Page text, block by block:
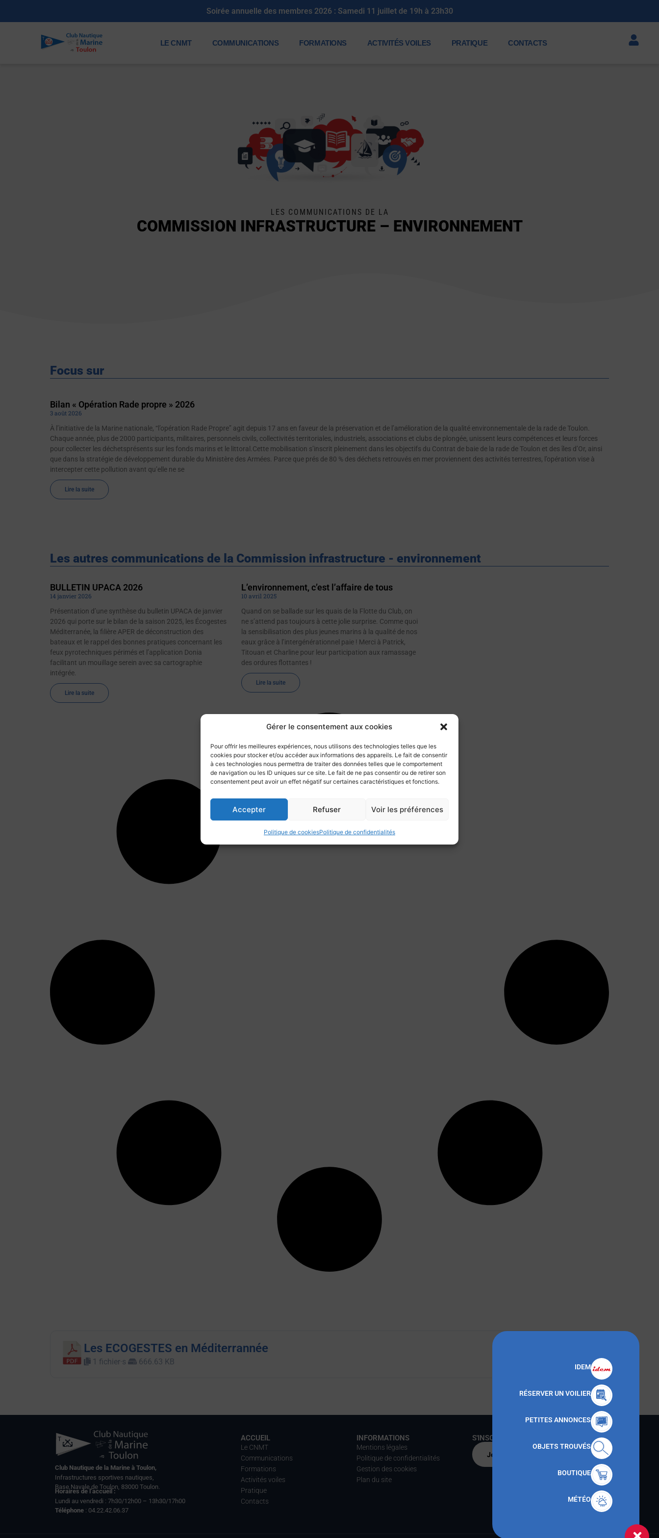
Gérer le consentement aux cookies
Pour offrir les meilleures expériences, nous utilisons des technologies telles que les
cookies pour stocker et/ou accéder aux informations des appareils. Le fait de consentir
à ces technologies nous permettra de traiter des données telles que le comportement
de navigation ou les ID uniques sur ce site. Le fait de ne pas consentir ou de retirer son
consentement peut avoir un effet négatif sur certaines caractéristiques et fonctions.
Accepter Refuser Voir les préférences
Politique de cookiesPolitique de confidentialités
Soirée annuelle des membres 2026 : Samedi 11 juillet de
LE CNMT COMMUNICATIONS FORMATIONS ACTIVITÉS VOILES PRATIQUE CONTACTS
LES COMMUNICATIONS DE LA
COMMISSION INFRASTRUCTURE – ENVIRONNEMENT
Focus sur
Bilan « Opération Rade propre » 2026
3 août 2026
À l’initiative de la Marine nationale, “l’opération Rade Propre” agit depuis 17 ans en faveur de la préservation et de l’amélioration de la qualité environnementale de la rade de Toulon.
Chaque année, plus de 2000 participants, militaires, personnels civils, collectivités territoriales, industriels, associations et clubs de plongée, unissent leurs compétences et leurs forces
pour collecter les déchetsprésents sur les fonds marins et le littoral.Cette mobilisation s’inscrit pleinement dans les objectifs du Contrat de baie de la rade de Toulon et des îles d’Or, ainsi
que dans la stratégie de développement durable du Ministère des Armées. Parce que prés de 80 % des déchets retrouvés en mer proviennent des activités terrestres, l’opération vise à
intercepter cette pollution avant quʼelle ne se
Lire la suite
Les autres communications de la Commission infrastructure - environnement
BULLETIN UPACA 2026
14 janvier 2026
Présentation d’une synthèse du bulletin UPACA de janvier
2026 qui porte sur le bilan de la saison 2025, les Écogestes
Méditerranée, la filière APER de déconstruction des
bateaux et le rappel des bonnes pratiques concernant les
feux pyrotechniques périmés et l’application Donia
facilitant un mouillage serein avec sa cartographie
intégrée.
Lire la suite
L’environnement, c’est l’affaire de tous
10 avril 2025
Quand on se ballade sur les quais de la Flotte du Club, on
ne s’attend pas toujours à cette jolie surprise. Comme quoi
la sensibilisation des plus jeunes marins à la qualité de nos
eaux grâce à l’intergénérationnel paie ! Merci à Patrick,
Titouan et Charline pour leur participation aux ramassage
des ordures flottantes !
Lire la suite
Les ECOGESTES en Méditerrannée
1 fichier·s 666.63 KB
IDEM
RÉSERVER UN VOILIER
PETITES ANNONCES
OBJETS TROUVÉS
BOUTIQUE
MÉTÉO
Club Nautique de la Marine à Toulon,
Infrastructures sportives nautiques,
Base Navale de Toulon, 83000 Toulon.
Horaires de l’accueil :
Lundi au vendredi : 7h30/12h00 – 13h30/17h00
Téléphone : 04.22.42.06.37
ACCUEIL
Le CNMT
Communications
Formations
Activités voiles
Pratique
Contacts
INFORMATIONS
Mentions légales
Politique de confidentialités
Gestion des cookies
Plan du site
S'INSCRIRE AU CNMT
Je m'inscris par